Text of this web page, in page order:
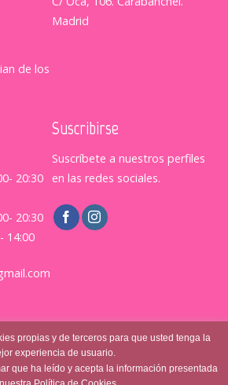
de los
Madrid
20:30
20:30
14:00
Suscribirse
Suscríbete a nuestros perfiles
en las redes sociales.
propias y de terceros para que usted tenga la
experiencia de usuario.
que ha leído y acepta la información presentada